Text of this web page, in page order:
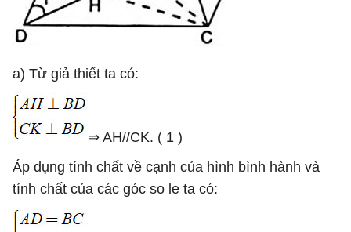
a) Từ giả thiết ta có:
⇒ AH//CK. ( 1 )
Áp dụng tính chất về cạnh của hình bình hành và
tính chất của các góc so le ta có: